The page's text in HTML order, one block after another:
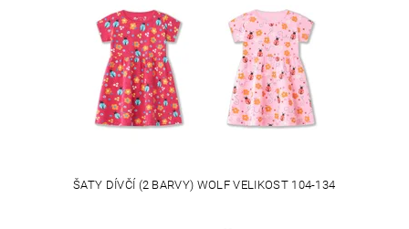
ŠATY DÍVČÍ (2 BARVY) WOLF VELIKOST 104-134